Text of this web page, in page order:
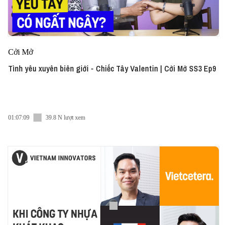
Cởi Mở
Tình yêu xuyên biên giới - Chiếc Tây Valentin | Cởi Mở SS3 Ep9
01:07:09 39.8 N lượt xem